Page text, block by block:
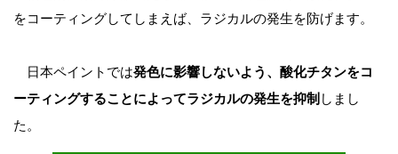
をコーティングしてしまえば、ラジカルの発生を防げます。
日本ペイントでは発色に影響しないよう、酸化チタンをコ
ーティングすることによってラジカルの発生を抑制 しまし
た。